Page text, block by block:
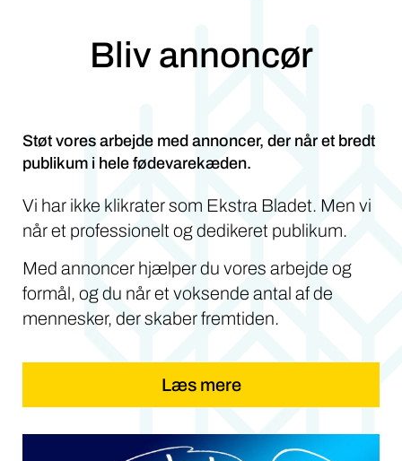
Bliv annoncør
Støt vores arbejde med annoncer, der når et bredt
publikum i hele fødevarekæden.
Vi har ikke klikrater som Ekstra Bladet. Men vi
når et professionelt og dedikeret publikum.
Med annoncer hjælper du vores arbejde og
formål, og du når et voksende antal af de
mennesker, der skaber fremtiden.
Læs mere